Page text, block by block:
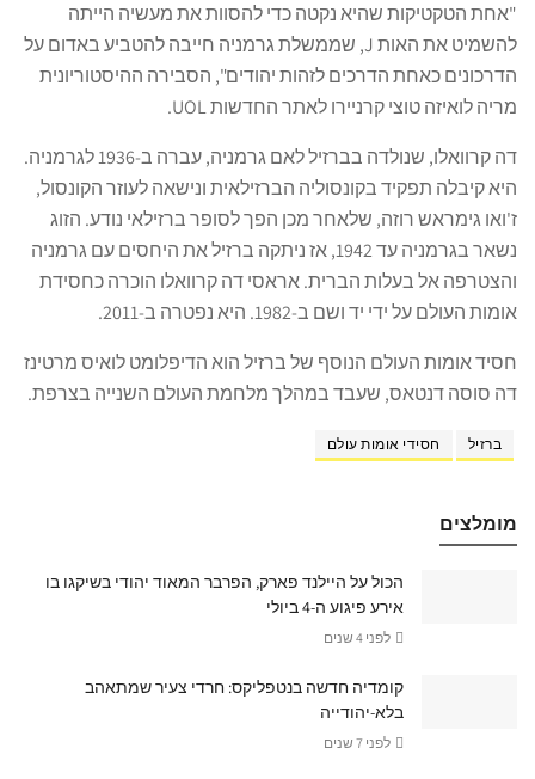
"אחת הטקטיקות שהיא נקטה כדי להסוות את מעשיה הייתה
להשמיט את האות J, שממשלת גרמניה חייבה להטביע באדום על
הדרכונים כאחת הדרכים לזהות יהודים", הסבירה ההיסטוריונית
מריה לואיזה טוצי קרניירו לאתר החדשות UOL.
דה קרוואלו, שנולדה בברזיל לאם גרמניה, עברה ב-1936 לגרמניה.
היא קיבלה תפקיד בקונסוליה הברזילאית ונישאה לעוזר הקונסול,
ז'ואו גימראש רוזה, שלאחר מכן הפך לסופר ברזילאי נודע. הזוג
נשאר בגרמניה עד 1942, אז ניתקה ברזיל את היחסים עם גרמניה
והצטרפה אל בעלות הברית. אראסי דה קרוואלו הוכרה כחסידת
אומות העולם על ידי יד ושם ב-1982. היא נפטרה ב-2011.
חסיד אומות העולם הנוסף של ברזיל הוא הדיפלומט לואיס מרטינז
דה סוסה דנטאס, שעבד במהלך מלחמת העולם השנייה בצרפת.
ברזיל חסידי אומות עולם
מומלצים
הכול על היילנד פארק, הפרבר המאוד יהודי בשיקגו בו
אירע פיגוע ה-4 ביולי
לפני 4 שנים
קומדיה חדשה בנטפליקס: חרדי צעיר שמתאהב
בלא-יהודייה
לפני 7 שנים